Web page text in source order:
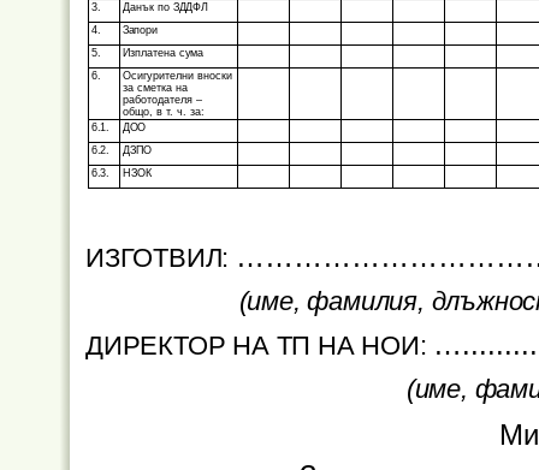
3.
Данък по ЗДДФЛ
4.
Запори
5.
Изплатена сума
6.
Осигурителни вноски
за сметка на
работодателя –
общо, в т. ч. за:
6.1.
ДОО
6.2.
ДЗПО
6.3.
НЗОК
ИЗГОТВИЛ:
(име, фамилия,
ДИРЕКТОР НА ТП НА НОИ: …
(име,